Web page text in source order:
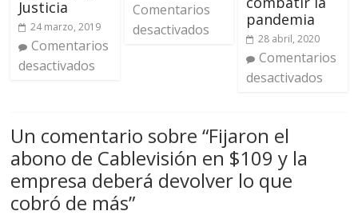
Justicia
24 marzo, 2019
Comentarios
desactivados
Comentarios
desactivados
pandemia
28 abril, 2020
Comentarios
desactivados
Un comentario sobre “Fijaron el
abono de Cablevisión en $109 y la
empresa deberá devolver lo que
cobró de más”